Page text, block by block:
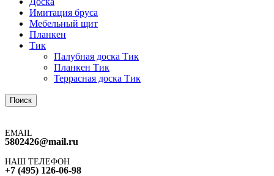
Имитация бруса
Мебельный щит
Планкен
Тик
Палубная доска Тик
Планкен Тик
Террасная доска Тик
Поиск
EMAIL
5802426@mail.ru
НАШ ТЕЛЕФОН
+7 (495) 126-06-98